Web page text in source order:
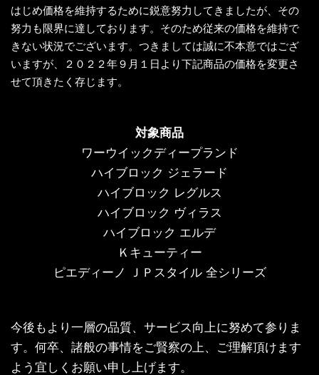
はじめ価格を維持するために鋭意努力してきましたが、その
努力も限界に達しております。そのため従来の価格を維持で
きない状況でございます。つきましては誠に不本意ではござ
いますが、２０２２年９月１日より下記商品の価格を変更さ
せて頂きたく存じます。
対象商品
ワーウイックディープランド
ハイブロック ジェラード
ハイブロック レグルス
ハイブロック ヴィラス
ハイブロック エルデ
Ｋキューティー
ピエディーノ ＪＰスタイル 全シリーズ
今後もより一層の品質、サービス向上に努めて参りま
す。何卒、諸般の事情をご賢察の上、ご理解頂けます
よう宜しくお願い申し上げます。